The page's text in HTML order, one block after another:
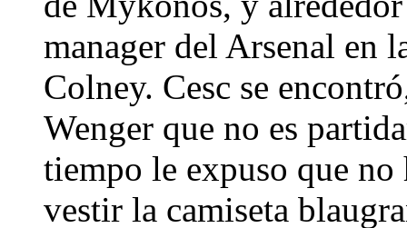
manager del Arsenal en
Colney. Cesc se
Wenger que no es
tiempo le expuso que no
vestir la camiseta